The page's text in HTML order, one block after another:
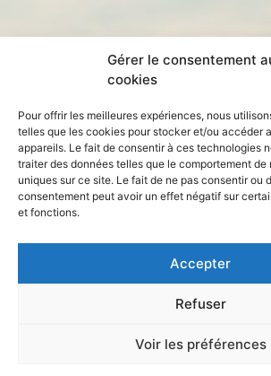
Gérer le consentement
cookies
Pour offrir les meilleures expériences, nous
telles que les cookies pour stocker et/ou accéder
appareils. Le fait de consentir à ces technologies
traiter des données telles que le comportement de
uniques sur ce site. Le fait de ne pas consentir ou
consentement peut avoir un effet négatif sur
et fonctions.
Accepter
Refuser
Voir les préférences